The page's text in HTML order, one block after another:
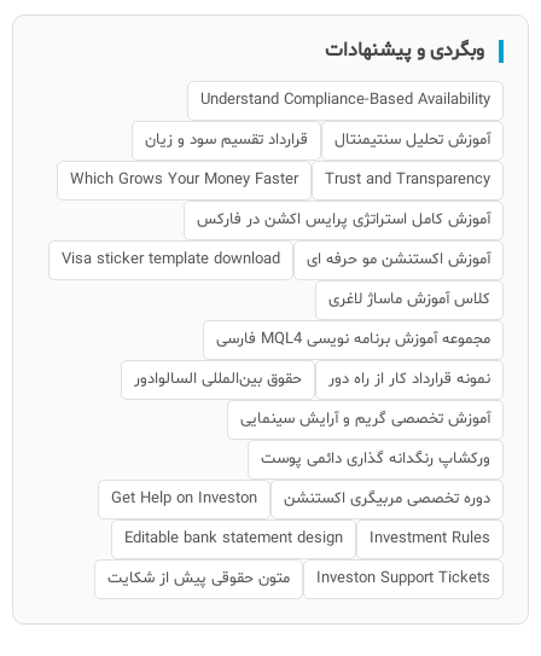
وبگردی و پیشنهادات
Understand Compliance-Based Availability
آموزش تحلیل سنتیمنتال
قرارداد تقسیم سود و زیان
Trust and Transparency
Which Grows Your Money Faster
آموزش کامل استراتژی پرایس اکشن در فارکس
آموزش اکستنشن مو حرفه ای
Visa sticker template download
کلاس آموزش ماساژ لاغری
مجموعه آموزش برنامه نویسی MQL4 فارسی
نمونه قرارداد کار از راه دور
حقوق بین‌المللی السالوادور
آموزش تخصصی گریم و آرایش سینمایی
ورکشاپ رنگدانه گذاری دائمی پوست
دوره تخصصی مربیگری اکستنشن
Get Help on Investon
Investment Rules
Editable bank statement design
Investon Support Tickets
متون حقوقی پیش از شکایت